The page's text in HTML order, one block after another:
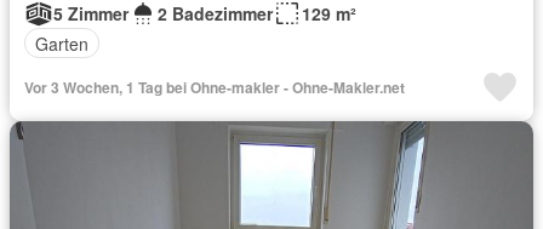
5 Zimmer
2 Badezimmer
129 m²
Garten
Vor 3 Wochen, 1 Tag bei Ohne-makler - Ohne-Makler.net